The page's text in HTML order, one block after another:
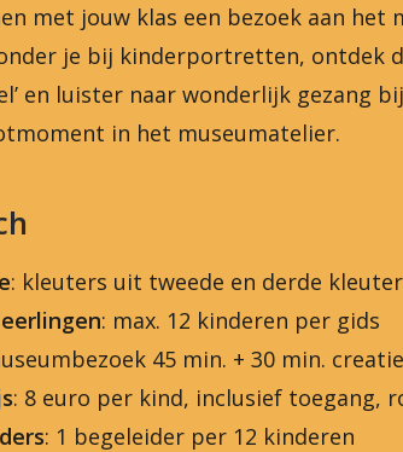
met jouw klas een bezoek aan het
je bij kinderportretten, ontdek
en luister naar wonderlijk gezang
in het museumatelier.
: kleuters uit tweede en derde
: max. 12 kinderen per gids
45 min. + 30 min.
: 8 euro per kind, inclusief toegang,
: 1 begeleider per 12 kinderen